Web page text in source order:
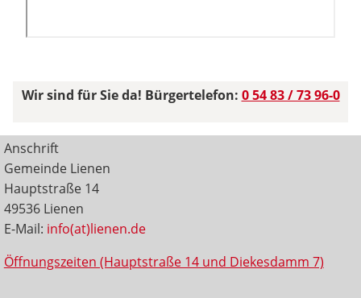
Wir sind für Sie da! Bürgertelefon: 0 54 83 / 73 96-0
Anschrift
Gemeinde Lienen
Hauptstraße 14
49536 Lienen
E-Mail: info(at)lienen.de
Öffnungszeiten (Hauptstraße 14 und Diekesdamm 7)